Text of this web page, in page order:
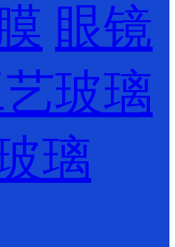
眼镜
玻璃
璃